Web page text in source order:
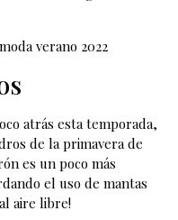
atrás esta temporada,
de la primavera de
es un poco más
el uso de mantas
aire libre!